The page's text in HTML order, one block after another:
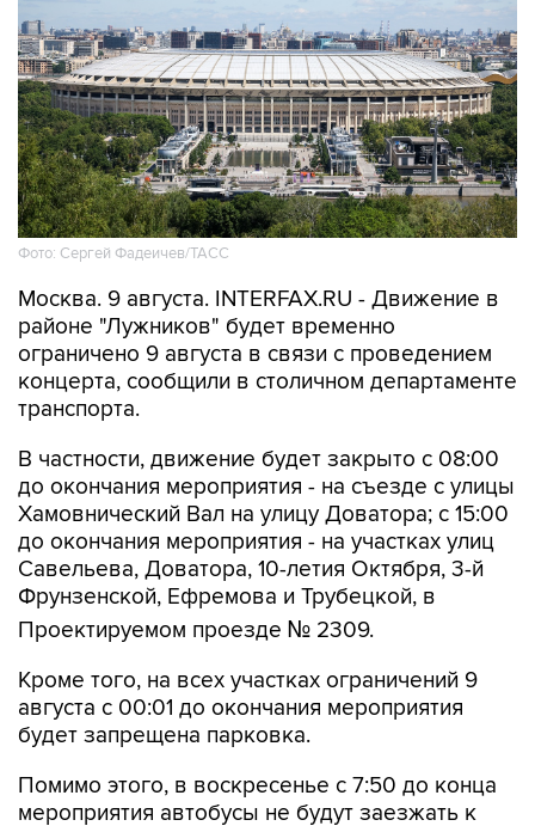
Фото: Сергей Фадеичев/ТАСС
Москва. 9 августа. INTERFAX.RU - Движение в
ограничено 9 августа в связи с проведением
концерта, сообщили в столичном департаменте
транспорта.
В частности, движение будет закрыто с 08:00
Хамовнический Вал на улицу Доватора; с 15:00
до окончания мероприятия - на участках улиц
Савельева, Доватора, 10-летия Октября, 3-й
Фрунзенской, Ефремова и Трубецкой, в
Проектируемом проезде № 2309.
Кроме того, на всех участках ограничений 9
будет запрещена парковка.
Помимо этого, в воскресенье с 7:50 до конца
метро "Спортивная".